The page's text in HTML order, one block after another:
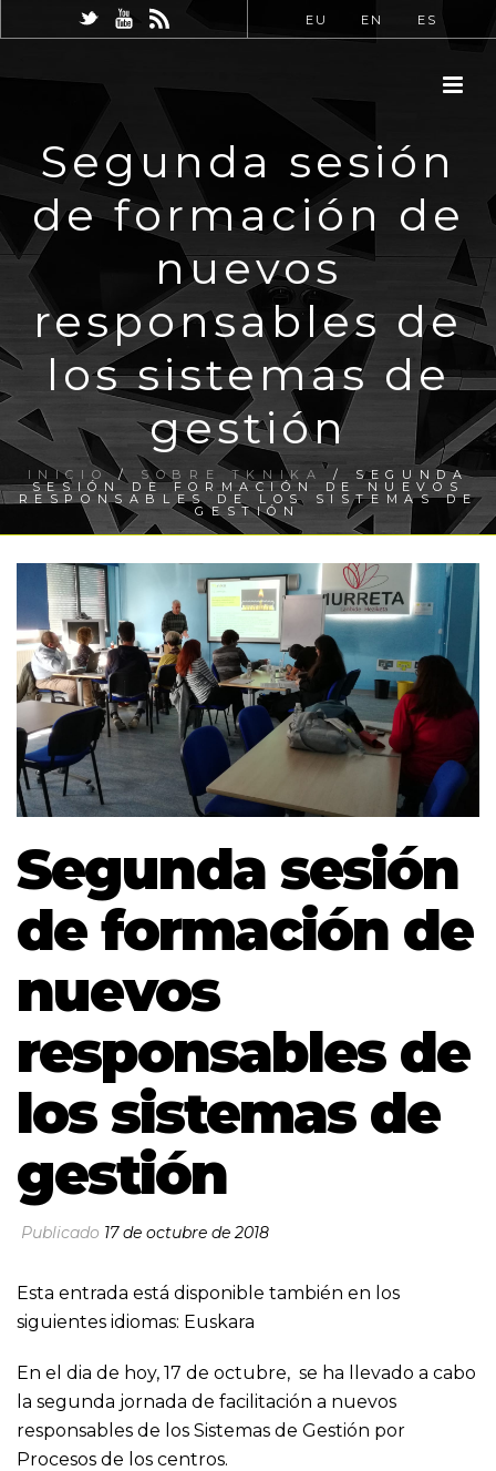
EU EN ES
Segunda sesión
de formación de
nuevos
responsables de
los sistemas de
gestión
INICIO/ SOBRE TKNIKA / SEGUNDA
SESIÓN DE FORMACIÓN DE NUEVOS
RESPONSABLES DE LOS SISTEMAS DE
GESTIÓN
Segunda sesión
de formación de
nuevos
responsables de
los sistemas de
gestión
Publicado 17 de octubre de 2018
Esta entrada está disponible también en los
siguientes idiomas: Euskara
En el dia de hoy, 17 de octubre, se ha llevado a cabo
la segunda jornada de facilitación a nuevos
responsables de los Sistemas de Gestión por
Procesos de los centros.